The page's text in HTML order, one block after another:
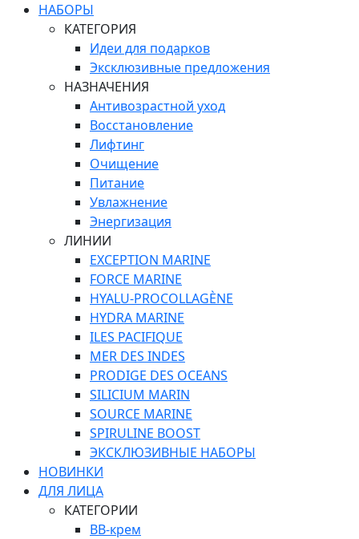
НАБОРЫ
КАТЕГОРИЯ
Идеи для подарков
Эксклюзивные предложения
НАЗНАЧЕНИЯ
Антивозрастной уход
Восстановление
Лифтинг
Очищение
Питание
Увлажнение
Энергизация
ЛИНИИ
EXCEPTION MARINE
FORCE MARINE
HYALU-PROCOLLAGÈNE
HYDRA MARINE
ILES PACIFIQUE
MER DES INDES
PRODIGE DES OCEANS
SILICIUM MARIN
SOURCE MARINE
SPIRULINE BOOST
ЭКСКЛЮЗИВНЫЕ НАБОРЫ
НОВИНКИ
ДЛЯ ЛИЦА
КАТЕГОРИИ
ВВ-крем